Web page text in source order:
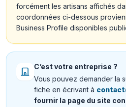
forcément les artisans affichés
coordonnées ci-dessous
Business Profile disponibles
C’est votre entreprise ?
Vous pouvez demander la
fiche en écrivant à
fournir la page du site